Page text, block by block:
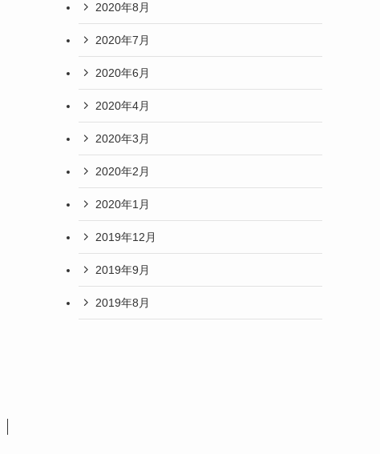
2020年8月
2020年7月
2020年6月
2020年4月
2020年3月
2020年2月
2020年1月
2019年12月
2019年9月
2019年8月